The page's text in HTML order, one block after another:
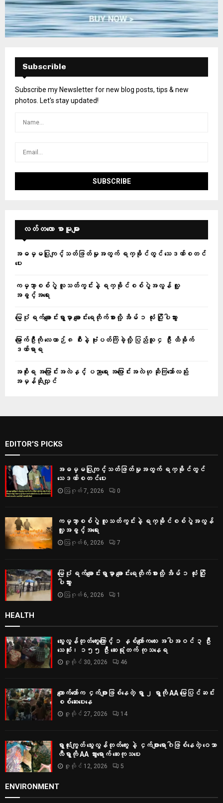
Subscrible
Subscribe my Newsletter for new blog posts, tips & new
photos. Let's stay updated!
လတ်တ‌လော စာမူများ
အဓမ္မပြုကျင့်သတ်ဖြတ်မှုအတွက် ရက္ခိုင်တွင် သေဒဏ်စတင်
ပေး
ကမ္ဘာ့စစ်ပွဲ လူသတ်ကွင်းနဲ့ ရက္ခိုင်စစ်ပွဲအလွန် လူ့
အခွင့်အရေး
မြေပုံ ရက်ချောင်းရွာမှာ ချောင်းရေတိုက်စားလို့ အိမ် ၁ လုံး ပြိုပါသွား
မြောက်ဦးကို လေယာဉ် ၈ စီးနဲ့ ဗုံးပတ်ကြဲခဲ့လို့ ပြည်သူ ၄ ဦး ထိခိုက်
ဒဏ်ရာရ
အစိုးရ အပြောင်းအလဲနှင့် ပညာရေး အပြောင်းအလဲဟု ဆိုကြသော်လည်း
အမှန်ဆိုလျှင်
EDITOR'S PICKS
အဓမ္မပြုကျင့်သတ်ဖြတ်မှုအတွက် ရက္ခိုင်တွင်
သေဒဏ်စတင်ပေး
ဩဂုတ် 7, 2026 0
ကမ္ဘာ့စစ်ပွဲ လူသတ်ကွင်းနဲ့ ရက္ခိုင်စစ်ပွဲအလွန်
လူ့အခွင့်အရေး
ဩဂုတ် 6, 2026 7
မြေပုံ ရက်ချောင်းရွာမှာ ချောင်းရေတိုက်စားလို့ အိမ် ၁ လုံး ပြို
ပါသွား
ဩဂုတ် 6, 2026 1
HEALTH
သွေးလွန်တုတ်ကွေးကြောင့် ၁ နှစ်ကျော်ကလေး အပါအဝင် ၃ ဦး
သေဆုံး၊ ၁၅၅ ဦး ဆေးရုံတက် ကုသနေရ
ဇူလိုင် 30, 2026 46
ကျောက်တော်က ငှက်ဖျားဖြစ်နေတဲ့ ရွာ ၂ ရွာကို AA မြေပြင်ဆင်း
စစ်‌ဆေးပေးနေ
ဇူလိုင် 27, 2026 14
ရွာလုံးကျွတ် သွေးလွန်တုတ်ကွေး နဲ့ ငှက်ဖျားရောဂါဖြစ်နေတဲ့ ဝေသာ
လီရွာကို AA သွားရောက် ဆေးကုသပေး
ဇူလိုင် 12, 2026 5
ENVIRONMENT